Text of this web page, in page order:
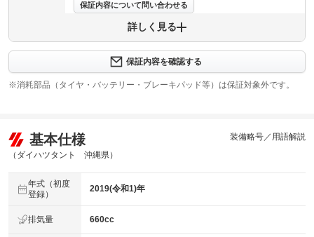
保証内容について問い合わせる
上限金額
保証修理
受付先
-
法定整備
※車検なし・車検整備付の場合は法定24ヶ月点検整備付
法定整備
定期点検整備：付、定期点検整備料金：車両価格に含む
詳しく見る
保証内容を確認する
※消耗部品（タイヤ・バッテリー・ブレーキパッド等）は保証対象外です。
基本仕様
（ダイハツタント 沖縄県）
装備略号／用語解説
年式（初度
登録）
2019(令和1)年
排気量 660cc